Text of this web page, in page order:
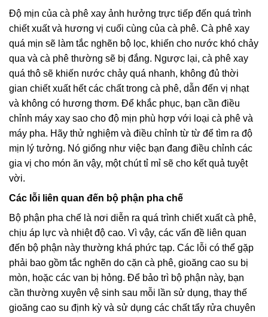
Độ mịn của cà phê xay ảnh hưởng trực tiếp đến quá trình
chiết xuất và hương vị cuối cùng của cà phê. Cà phê xay
quá mịn sẽ làm tắc nghẽn bộ lọc, khiến cho nước khó chảy
qua và cà phê thường sẽ bị đắng. Ngược lại, cà phê xay
quá thô sẽ khiến nước chảy quá nhanh, không đủ thời
gian chiết xuất hết các chất trong cà phê, dẫn đến vị nhạt
và không có hương thơm. Để khắc phục, bạn cần điều
chỉnh máy xay sao cho độ mịn phù hợp với loại cà phê và
máy pha. Hãy thử nghiệm và điều chỉnh từ từ để tìm ra độ
mịn lý tưởng. Nó giống như việc bạn đang điều chỉnh các
gia vị cho món ăn vậy, một chút tỉ mỉ sẽ cho kết quả tuyệt
vời.
Các lỗi liên quan đến bộ phận pha chế
Bộ phận pha chế là nơi diễn ra quá trình chiết xuất cà phê,
chịu áp lực và nhiệt độ cao. Vì vậy, các vấn đề liên quan
đến bộ phận này thường khá phức tạp. Các lỗi có thể gặp
phải bao gồm tắc nghẽn do cặn cà phê, gioăng cao su bị
mòn, hoặc các van bị hỏng. Để bảo trì bộ phận này, bạn
cần thường xuyên vệ sinh sau mỗi lần sử dụng, thay thế
gioăng cao su định kỳ và sử dụng các chất tẩy rửa chuyên